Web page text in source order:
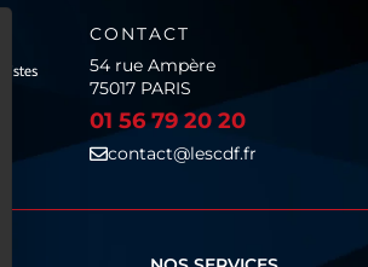
CONTACT
54 rue Ampère
75017 PARIS
01 56 79 20 20
contact@lescdf.fr